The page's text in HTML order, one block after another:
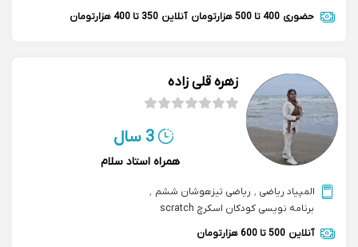
حضوری 400 تا 500 هزارتومان آنلاین 350 تا 400 هزارتومان
زهره قلی زاده
3 سال
همراه استاد سلام
المپیاد ریاضی , ریاضی تیزهوشان ششم ,
برنامه نویسی کودکان اسکرچ scratch
آنلاین 500 تا 600 هزارتومان